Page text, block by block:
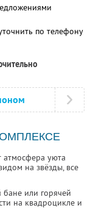
по телефону
атмосфера уюта
на звёзды, все
бане или горячей
на квадроцикле и